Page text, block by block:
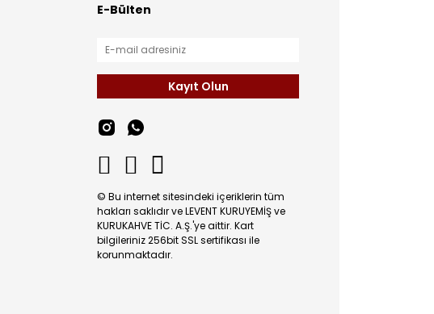
E-Bülten
Kayıt Olun
© Bu internet sitesindeki içeriklerin tüm
hakları saklıdır ve LEVENT KURUYEMİŞ ve
KURUKAHVE TİC. A.Ş.'ye aittir. Kart
bilgileriniz 256bit SSL sertifikası ile
korunmaktadır.